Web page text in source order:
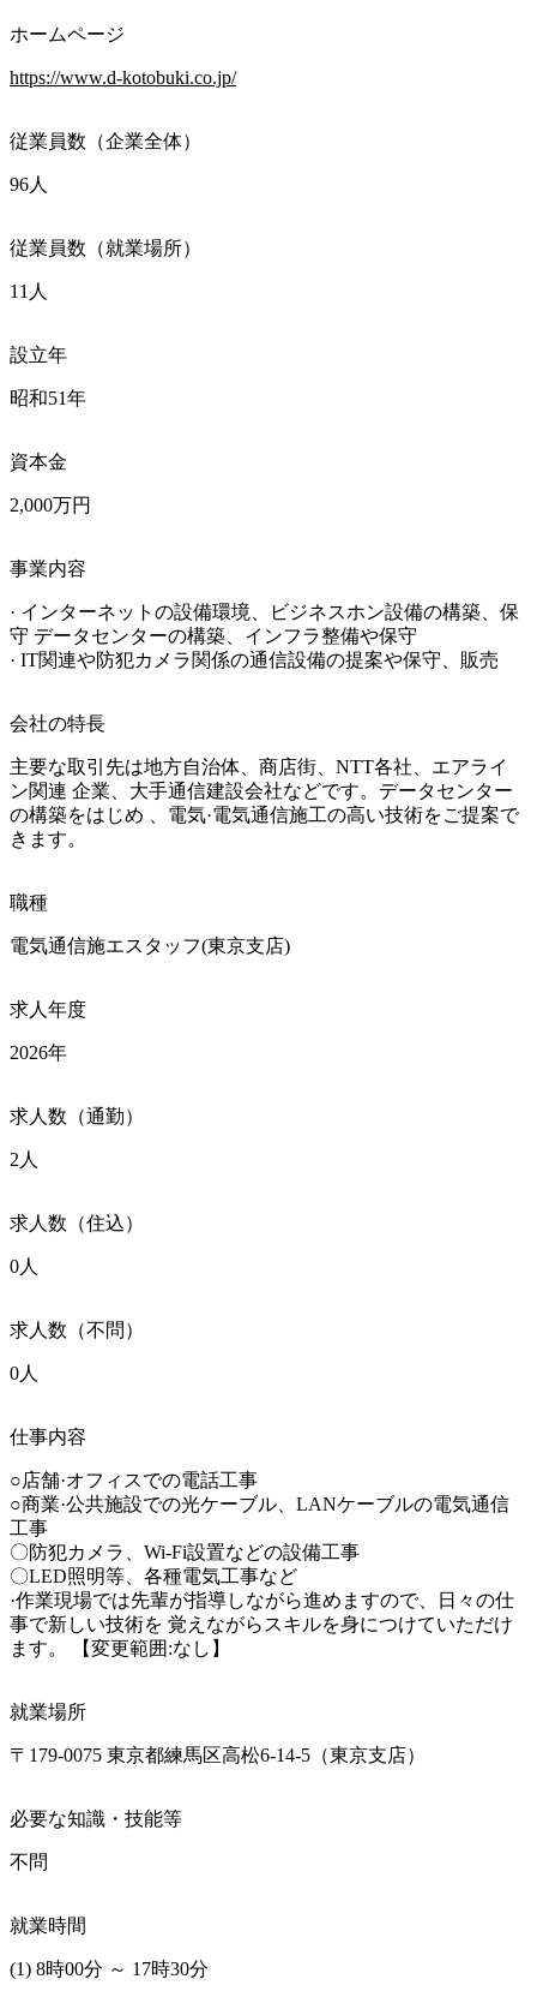
ホームページ
https://www.d-kotobuki.co.jp/
従業員数（企業全体）
96人
従業員数（就業場所）
11人
設立年
昭和51年
資本金
2,000万円
事業内容
· インターネットの設備環境、ビジネスホン設備の構築、保
守 データセンターの構築、インフラ整備や保守
· IT関連や防犯カメラ関係の通信設備の提案や保守、販売
会社の特長
主要な取引先は地方自治体、商店街、NTT各社、エアライ
ン関連 企業、大手通信建設会社などです。データセンター
の構築をはじめ 、電気·電気通信施工の高い技術をご提案で
きます。
職種
電気通信施エスタッフ(東京支店)
求人年度
2026年
求人数（通勤）
2人
求人数（住込）
0人
求人数（不問）
0人
仕事内容
○店舗·オフィスでの電話工事
○商業·公共施設での光ケーブル、LANケーブルの電気通信
工事
〇防犯カメラ、Wi-Fi設置などの設備工事
〇LED照明等、各種電気工事など
·作業現場では先輩が指導しながら進めますので、日々の仕
事で新しい技術を 覚えながらスキルを身につけていただけ
ます。 【変更範囲:なし】
就業場所
〒179-0075 東京都練馬区高松6-14-5（東京支店）
必要な知識・技能等
不問
就業時間
(1) 8時00分 ～ 17時30分